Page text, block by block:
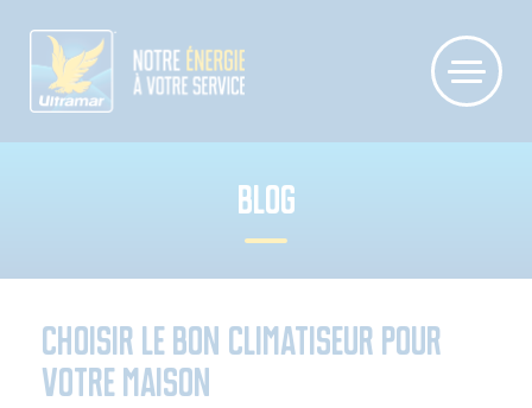
BLOG
Choisir le bon climatiseur pour
votre maison